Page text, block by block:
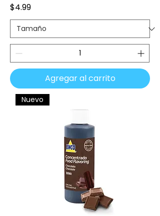
Precio
$4.99
Agregar al carrito
Nuevo